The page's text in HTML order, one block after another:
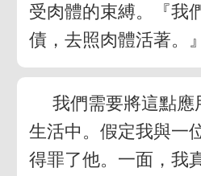
受肉體的束縛。『我
債，去照肉體活著。
我們需要將這點應
生活中。假定我與一
得罪了他。一面，我